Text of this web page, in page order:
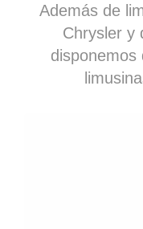
Además de
Chrysler y
disponemos